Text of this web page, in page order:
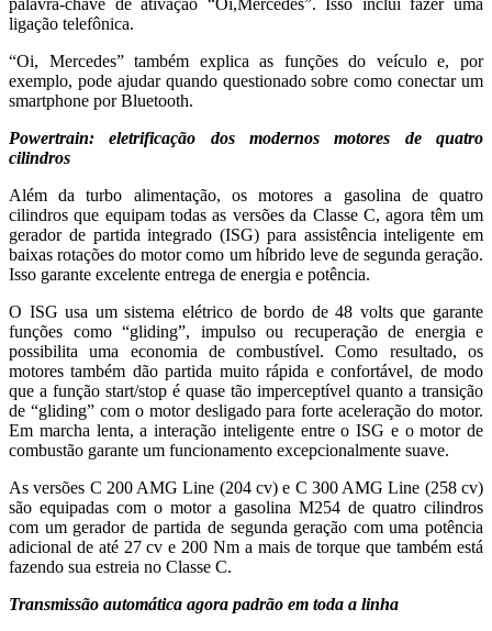
palavra-chave de ativação “Oi,Mercedes”. Isso inclui fazer uma
ligação telefônica.
“Oi, Mercedes” também explica as funções do veículo e, por
exemplo, pode ajudar quando questionado sobre como conectar um
smartphone por Bluetooth.
Powertrain: eletrificação dos modernos motores de quatro
cilindros
Além da turbo alimentação, os motores a gasolina de quatro
cilindros que equipam todas as versões da Classe C, agora têm um
gerador de partida integrado (ISG) para assistência inteligente em
baixas rotações do motor como um híbrido leve de segunda geração.
Isso garante excelente entrega de energia e potência.
O ISG usa um sistema elétrico de bordo de 48 volts que garante
funções como “gliding”, impulso ou recuperação de energia e
possibilita uma economia de combustível. Como resultado, os
motores também dão partida muito rápida e confortável, de modo
que a função start/stop é quase tão imperceptível quanto a transição
de “gliding” com o motor desligado para forte aceleração do motor.
Em marcha lenta, a interação inteligente entre o ISG e o motor de
combustão garante um funcionamento excepcionalmente suave.
As versões C 200 AMG Line (204 cv) e C 300 AMG Line (258 cv)
são equipadas com o motor a gasolina M254 de quatro cilindros
com um gerador de partida de segunda geração com uma potência
adicional de até 27 cv e 200 Nm a mais de torque que também está
fazendo sua estreia no Classe C.
Transmissão automática agora padrão em toda a linha